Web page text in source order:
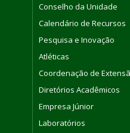
Conselho da Unidade
Calendário de Recursos
Pesquisa e Inovação
Atléticas
Coordenação de
Diretórios Acadêmicos
Empresa Júnior
Laboratórios